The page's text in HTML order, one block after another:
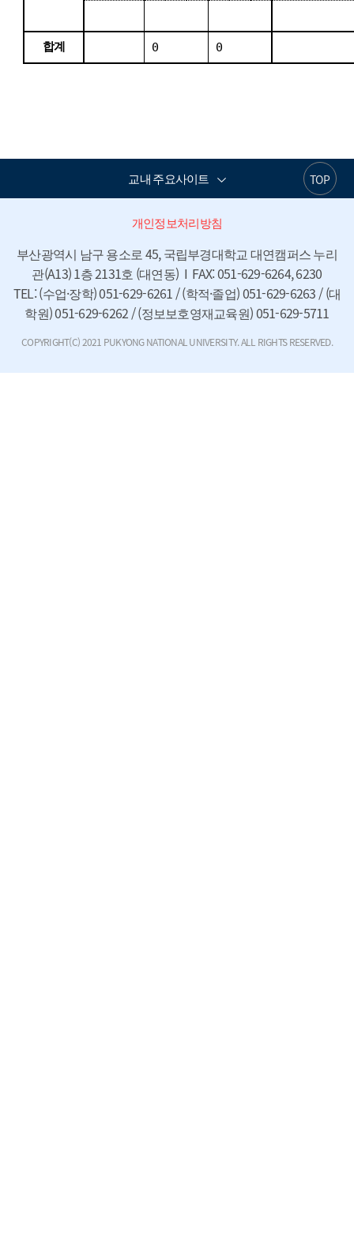
합계 0 0
TOP
교내 주요사이트
개인정보처리방침
부산광역시 남구 용소로 45, 국립부경대학교 대연캠퍼스 누리
관(A13) 1층 2131호 (대연동)  I  FAX: 051-629-6264, 6230
TEL: (수업·장학) 051-629-6261 / (학적·졸업) 051-629-6263 / (대
학원) 051-629-6262 / (정보보호영재교육원) 051-629-5711
COPYRIGHT(C) 2021 PUKYONG NATIONAL UNIVERSITY. ALL RIGHTS RESERVED.